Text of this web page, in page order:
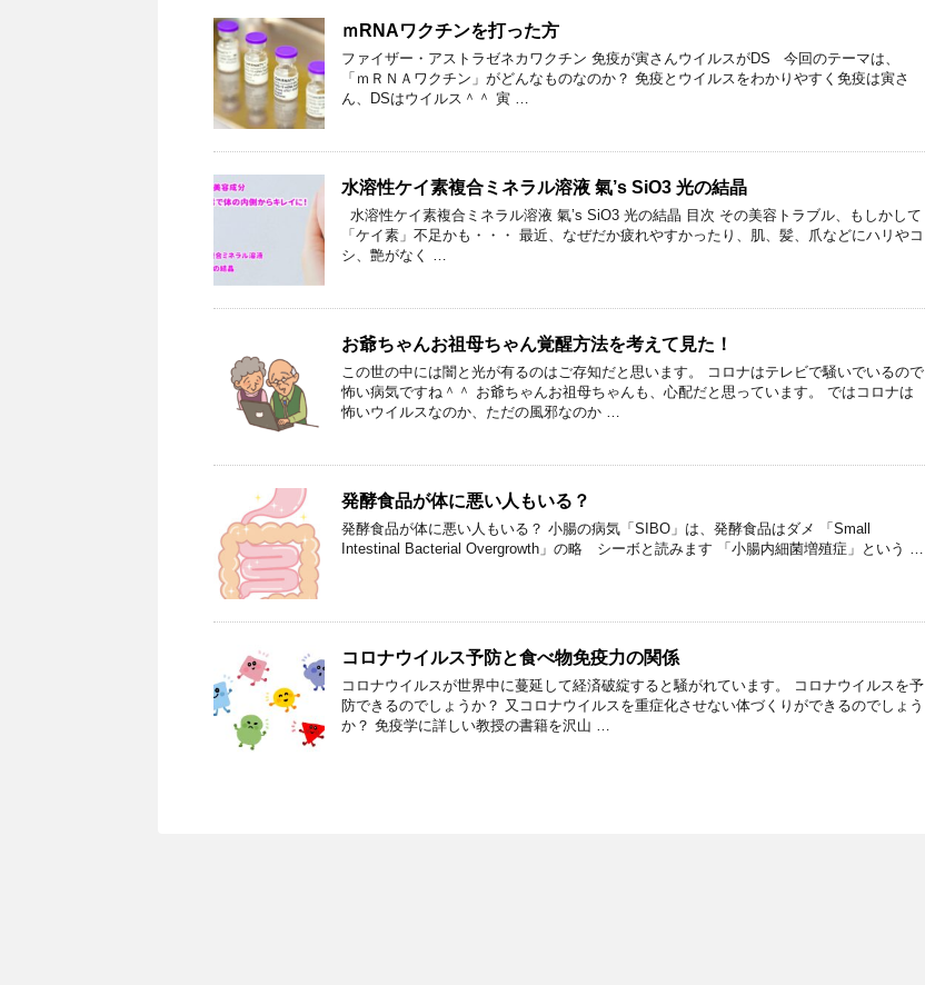
ｍRNAワクチンを打った方
ファイザー・アストラゼネカワクチン 免疫が寅さんウイルスがDS 今回のテーマは、
「ｍＲＮＡワクチン」がどんなものなのか？ 免疫とウイルスをわかりやすく免疫は寅さ
ん、DSはウイルス＾＾ 寅 …
水溶性ケイ素複合ミネラル溶液 氣’s SiO3 光の結晶
水溶性ケイ素複合ミネラル溶液 氣’s SiO3 光の結晶 目次 その美容トラブル、もしかして
「ケイ素」不足かも・・・ 最近、なぜだか疲れやすかったり、肌、髪、爪などにハリやコ
シ、艶がなく …
お爺ちゃんお祖母ちゃん覚醒方法を考えて見た！
この世の中には闇と光が有るのはご存知だと思います。 コロナはテレビで騒いでいるので
怖い病気ですね＾＾ お爺ちゃんお祖母ちゃんも、心配だと思っています。 ではコロナは
怖いウイルスなのか、ただの風邪なのか …
発酵食品が体に悪い人もいる？
発酵食品が体に悪い人もいる？ 小腸の病気「SIBO」は、発酵食品はダメ 「Small
Intestinal Bacterial Overgrowth」の略 シーボと読みます 「小腸内細菌増殖症」という …
コロナウイルス予防と食べ物免疫力の関係
コロナウイルスが世界中に蔓延して経済破綻すると騒がれています。 コロナウイルスを予
防できるのでしょうか？ 又コロナウイルスを重症化させない体づくりができるのでしょう
か？ 免疫学に詳しい教授の書籍を沢山 …